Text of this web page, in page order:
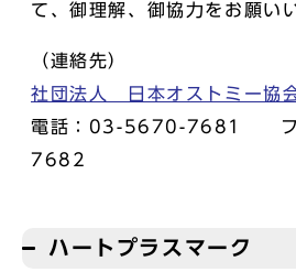
て、御理解、御協力をお願い
（連絡先）
社団法人 日本オストミー協
電話：03-5670-7681 フ
7682
ハートプラスマーク